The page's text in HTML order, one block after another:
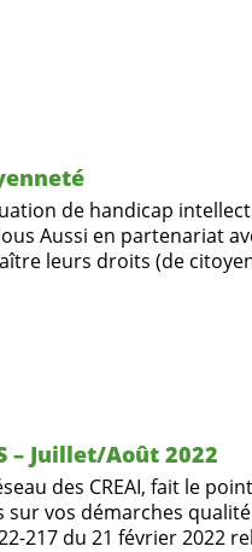
de handicap
Aussi en partenariat
leurs droits (de
– Juillet/Août 2022
des CREAI, fait le
sur vos démarches
217 du 21 février 2022